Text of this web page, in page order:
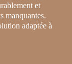
et
manquantes.
adaptée à